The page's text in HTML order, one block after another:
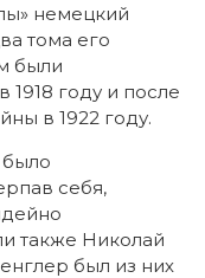
немецкий
тома его
были
1918 году и после
в 1922 году.
себя,
также Николай
был из них